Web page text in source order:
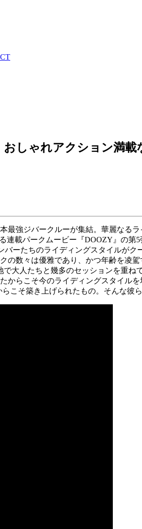
しゃれアクション満載
最強ジバークルーが集結。華麗なる
載パークムービー『DOOZY』の第5
バーたちのライディングスタイルが
の数々は優雅であり、かつ年齢を凌駕
大人たちと幾多のセッションを重
からこそ今のライディングスタイルを
こそ築き上げられたもの。そんな彼